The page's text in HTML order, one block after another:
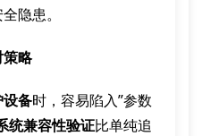
隐患。
略
设备时，容易陷入”参数
统兼容性验证比单纯追